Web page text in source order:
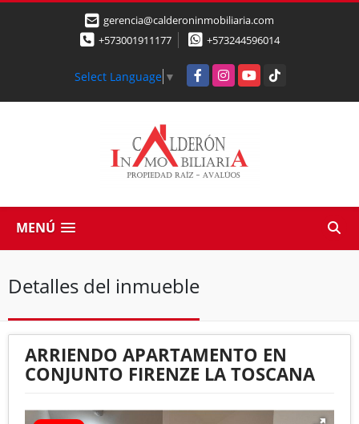
gerencia@calderoninmobiliaria.com
+573001911177
+573244596014
Select Language ▼ FacebookInstagramYouTubeTikTok
MENÚ
Detalles del inmueble
ARRIENDO APARTAMENTO EN
CONJUNTO FIRENZE LA TOSCANA